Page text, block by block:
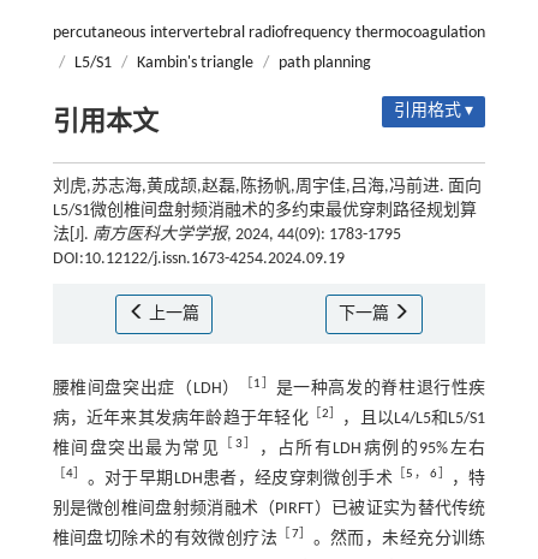
percutaneous intervertebral radiofrequency thermocoagulation
/
L5/S1 / Kambin's triangle / path planning
引用本文 引用格式 ▾
刘虎,苏志海,黄成颉,赵磊,陈扬帆,周宇佳,吕海,冯前进. 面向
L5/S1微创椎间盘射频消融术的多约束最优穿刺路径规划算
法[J]. 南方医科大学学报, 2024, 44(09): 1783-1795
DOI:10.12122/j.issn.1673-4254.2024.09.19
上一篇 下一篇
腰椎间盘突出症（LDH） 1
是一种高发的脊柱退行性疾
病，近年来其发病年龄趋于年轻化
2
，且以L4/L5和L5/S1
椎间盘突出最为常见
3 ，占所有LDH病例的95%左右
4］ 。对于早期LDH患者，经皮穿刺微创手术 ［5 ，6
，特
别是微创椎间盘射频消融术（PIRFT）已被证实为替代传统
椎间盘切除术的有效微创疗法
7］ 。然而，未经充分训练